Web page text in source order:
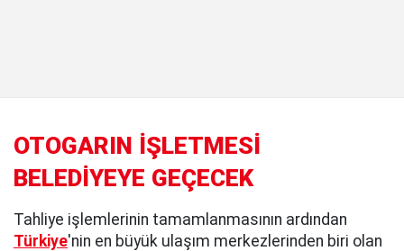
OTOGARIN İŞLETMESİ
BELEDİYEYE GEÇECEK
Tahliye işlemlerinin tamamlanmasının ardından
Türkiye'nin en büyük ulaşım merkezlerinden biri olan